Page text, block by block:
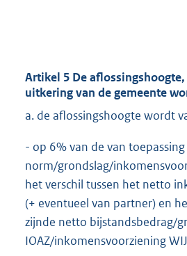
Artikel 5 De
uitkering van de gemeente
a. de aflossingshoogte wordt
- op 6% van de van
norm/grondslag/
het verschil tussen het netto
(+ eventueel van partner) en
zijnde netto bijstandsbedrag/
IOAZ/inkomensvoorziening